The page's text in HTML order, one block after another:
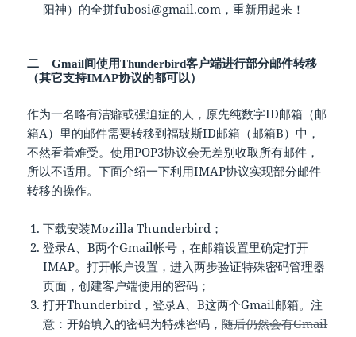
阳神）的全拼fubosi@gmail.com，重新用起来！
二 Gmail间使用Thunderbird客户端进行部分邮件转移
（其它支持IMAP协议的都可以）
作为一名略有洁癖或强迫症的人，原先纯数字ID邮箱（邮
箱A）里的邮件需要转移到福玻斯ID邮箱（邮箱B）中，
不然看着难受。使用POP3协议会无差别收取所有邮件，
所以不适用。下面介绍一下利用IMAP协议实现部分邮件
转移的操作。
下载安装Mozilla Thunderbird；
登录A、B两个Gmail帐号，在邮箱设置里确定打开
IMAP。打开帐户设置，进入两步验证特殊密码管理器
页面，创建客户端使用的密码；
打开Thunderbird，登录A、B这两个Gmail邮箱。注
意：开始填入的密码为特殊密码，随后仍然会有Gmail